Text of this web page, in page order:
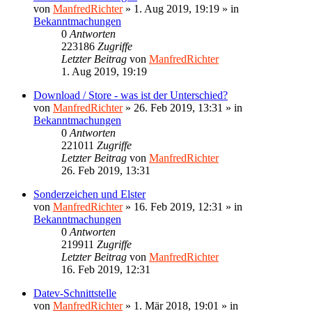
von ManfredRichter» 1. Aug 2019, 19:19 » in
Bekanntmachungen
0 Antworten
223186 Zugriffe
Letzter Beitrag von ManfredRichter
1. Aug 2019, 19:19
Download / Store - was ist der Unterschied?
von ManfredRichter» 26. Feb 2019, 13:31 » in
Bekanntmachungen
0 Antworten
221011 Zugriffe
Letzter Beitrag von ManfredRichter
26. Feb 2019, 13:31
Sonderzeichen und Elster
von ManfredRichter» 16. Feb 2019, 12:31 » in
Bekanntmachungen
0 Antworten
219911 Zugriffe
Letzter Beitrag von ManfredRichter
16. Feb 2019, 12:31
Datev-Schnittstelle
von ManfredRichter» 1. Mär 2018, 19:01 » in